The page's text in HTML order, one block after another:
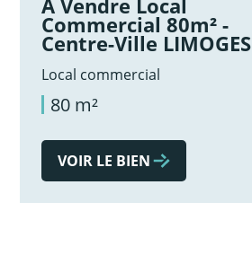
A Vendre Local
Commercial 80m² -
Centre-Ville LIMOGES
Local commercial
80 m²
VOIR LE BIEN